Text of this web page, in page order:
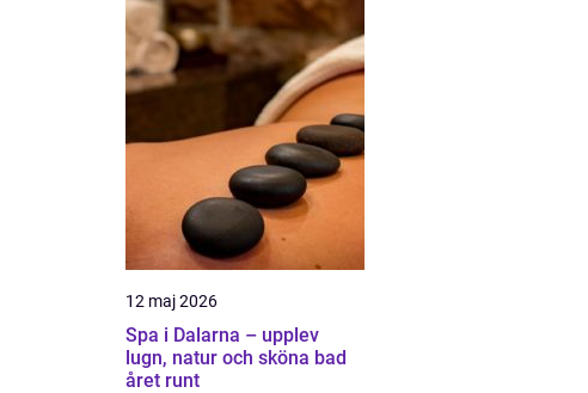
12 maj 2026
Spa i Dalarna – upplev
lugn, natur och sköna bad
året runt